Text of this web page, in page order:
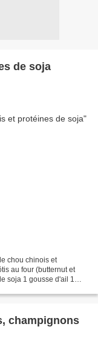
de soja
chou chinois et
au four (butternut et
soja 1 gousse d'ail 1
champignons